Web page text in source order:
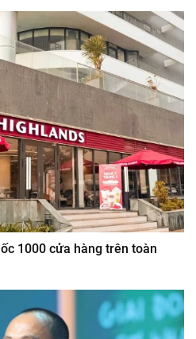
1000 cửa hàng trên toàn